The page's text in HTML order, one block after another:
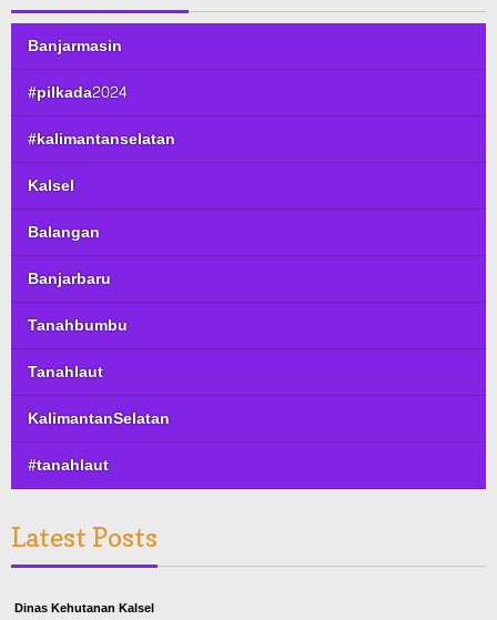
Banjarmasin
#pilkada2024
#kalimantanselatan
Kalsel
Balangan
Banjarbaru
Tanahbumbu
Tanahlaut
KalimantanSelatan
#tanahlaut
Latest Posts
Dinas Kehutanan Kalsel